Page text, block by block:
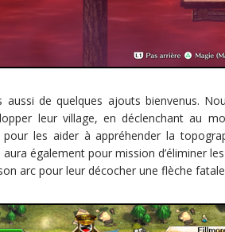
aussi de quelques ajouts bienvenus.
leur village, en déclenchant au
les aider à appréhender la
également pour mission d’éliminer
arc pour leur décocher une flèche